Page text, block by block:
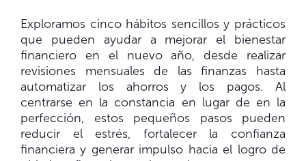
Exploramos cinco hábitos sencillos y prácticos
que pueden ayudar a mejorar el bienestar
financiero en el nuevo año, desde realizar
revisiones mensuales de las finanzas hasta
automatizar los ahorros y los pagos. Al
centrarse en la constancia en lugar de en la
perfección, estos pequeños pasos pueden
reducir el estrés, fortalecer la confianza
financiera y generar impulso hacia el logro de